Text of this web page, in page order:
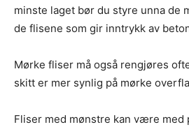
minste laget bør du styre unna de
de flisene som gir inntrykk av
Mørke fliser må også rengjøres
skitt er mer synlig på mørke
Fliser med mønstre kan være med